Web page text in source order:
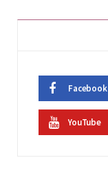
Facebook
YouTube